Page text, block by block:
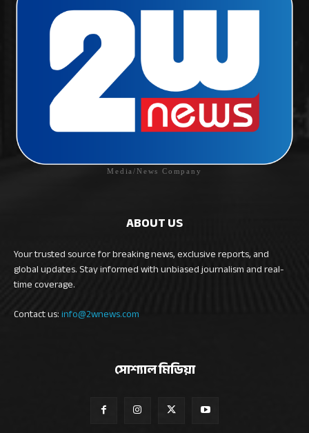
Media/News Company
ABOUT US
Your trusted source for breaking news, exclusive reports, and
global updates. Stay informed with unbiased journalism and real-
time coverage.
Contact us:info@2wnews.com
সোশ্যাল মিডিয়া